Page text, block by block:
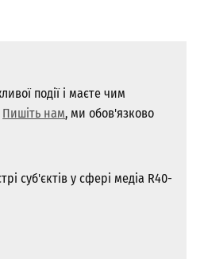
​​події і маєте чим
Пишіть нам, ми обов'язково
суб'єктів у сфері медіа R40-